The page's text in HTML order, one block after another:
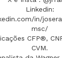
Linkedin:
in/
msc/
CFP®,
CVM.